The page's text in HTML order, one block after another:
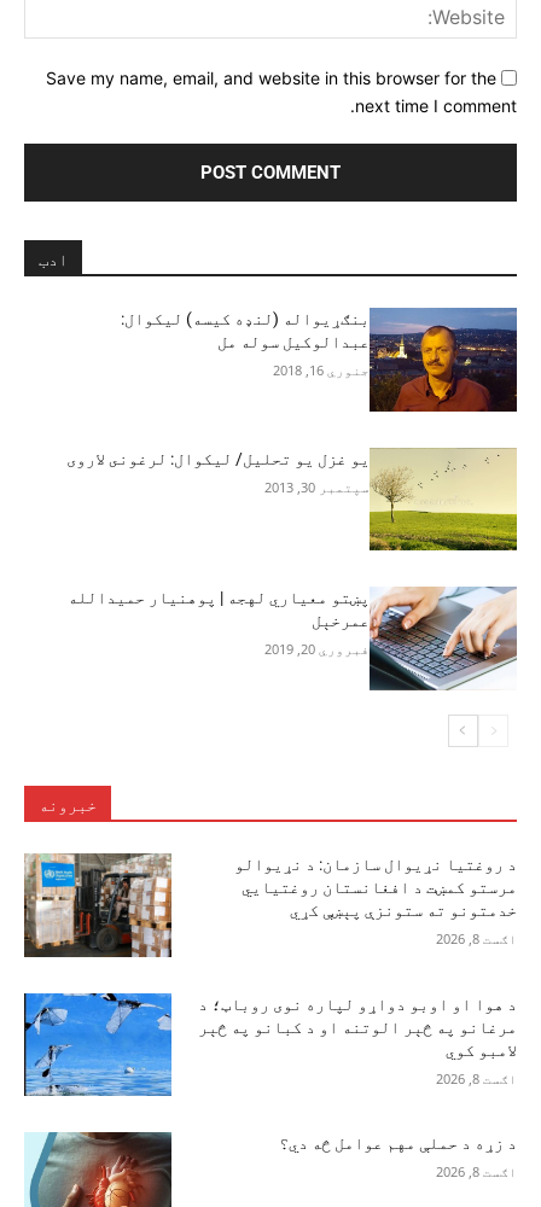
Save my name, email, and website in this browser for the
next time I comment.
ادب
بنګړیواله (لنډه کیسه) لیکوال:
عبدالوکیل سوله مل
جنوري 16, 2018
يو غزل يو تحليل/ ليکوال: لرغونى لاروى
سپتمبر 30, 2013
پښتو معیاري لهجه | پوهنیار حمیدالله
عمرخېل
فبروري 20, 2019
خبرونه
د روغتیا نړیوال سازمان: د نړیوالو
مرستو کمښت د افغانستان روغتیايي
خدمتونو ته ستونزې پېښې کړي
اګست 8, 2026
د هوا او اوبو دواړو لپاره نوی روباټ؛ د
مرغانو په څېر الوتنه او د کبانو په څېر
لامبو کوي
اګست 8, 2026
د زړه د حملې مهم عوامل څه دي؟
اګست 8, 2026